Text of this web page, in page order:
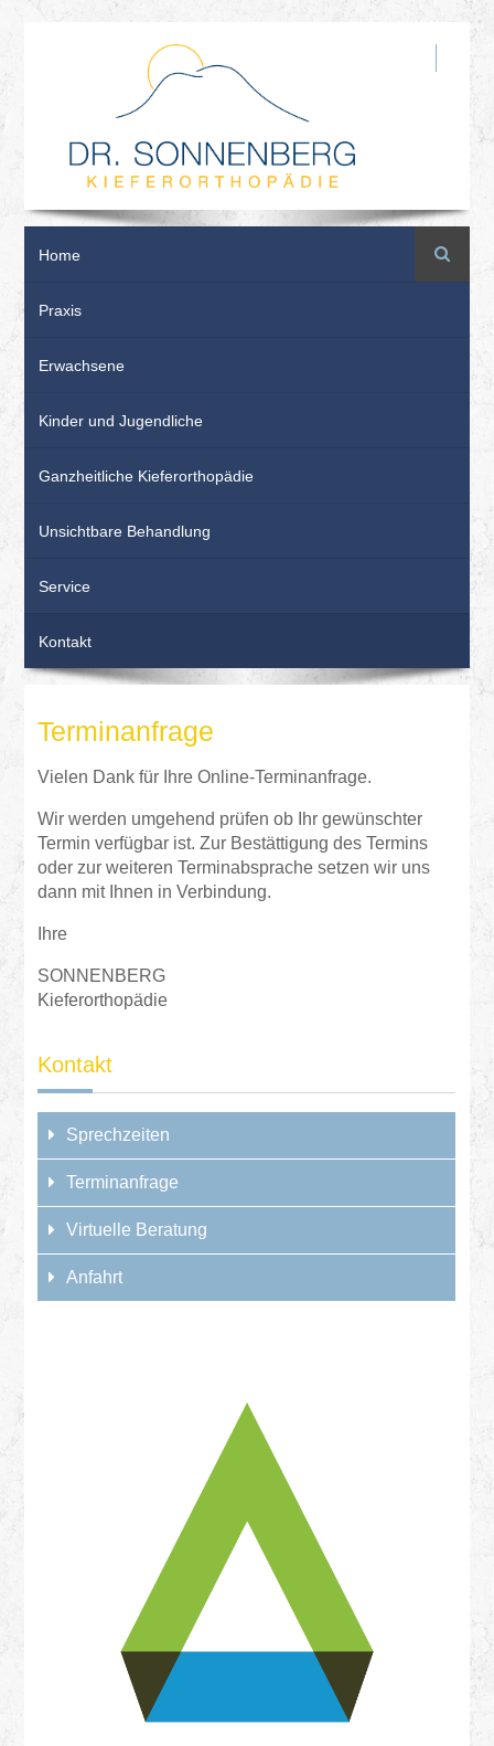
Home
Praxis
Erwachsene
Kinder und Jugendliche
Ganzheitliche Kieferorthopädie
Unsichtbare Behandlung
Service
Kontakt
Suche
Terminanfrage
Vielen Dank für Ihre Online-Terminanfrage.
Wir werden umgehend prüfen ob Ihr gewünschter
Termin verfügbar ist. Zur Bestättigung des Termins
oder zur weiteren Terminabsprache setzen wir uns
dann mit Ihnen in Verbindung.
Ihre
SONNENBERG
Kieferorthopädie
Kontakt
Sprechzeiten
Terminanfrage
Virtuelle Beratung
Anfahrt